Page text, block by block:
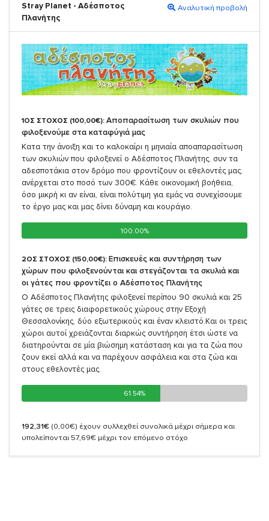
Stray Planet - Αδέσποτος
Πλανήτης
Αναλυτική προβολή
1ΟΣ ΣΤΟΧΟΣ (100,00€): Αποπαρασίτωση των σκυλιών που
φιλοξενούμε στα καταφύγιά μας
Κατα την άνοιξη και το καλοκαίρι η μηνιαία αποαπαρασίτωση
των σκυλιών που φιλοξενεί ο Αδέσποτος Πλανήτης, συν τα
αδεσποτάκια στον δρόμο που φροντίζουν οι εθελοντές μας,
ανέρχεται στο ποσό των 300€. Κάθε οικονομική βοήθεια,
όσο μικρή κι αν είναι, είναι πολύτιμη για εμάς να συνεχίσουμε
το έργο μας και μας δίνει δύναμη και κουράγιο.
100.00%
100.00%
2ΟΣ ΣΤΟΧΟΣ (150,00€): Επισκευές και συντήρηση των
χώρων που φιλοξενούνται και στεγάζονται τα σκυλιά και
οι γάτες που φροντίζει ο Αδέσποτος Πλανήτης
Ο Αδέσποτος Πλανήτης φιλοξενεί περίπου 90 σκυλιά και 25
γάτες σε τρεις διαφορετικούς χώρους στην Εξοχή
Θεσσαλονίκης, δύο εξωτερικούς και έναν κλειστό.Και οι τρεις
χώροι αυτοί χρειάζονται διαρκώς συντήρηση έτσι ώστε να
διατηρούνται σε μία βιώσημη κατάσταση και για τα ζώα που
ζουν εκεί αλλά και να παρέχουν ασφάλεια και στα ζώα και
στους εθελοντές μας.
61.54%
61.54%
192,31€ (0,00€) έχουν συλλεχθεί συνολικά μέχρι σήμερα και
υπολείπονται 57,69€ μέχρι τον επόμενο στόχο